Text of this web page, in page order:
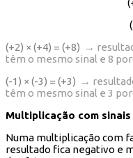
(+2) × (+4) = (+8) →
têm o mesmo sinal e 8
(-1) × (-3) = (+3) →
têm o mesmo sinal e 3
Multiplicação com
Numa multiplicação com
resultado fica negativo e